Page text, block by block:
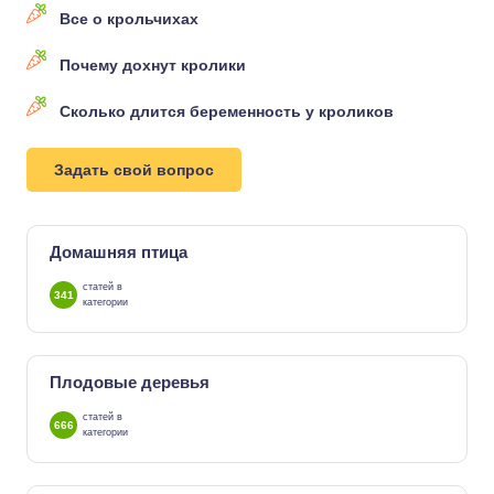
Все о крольчихах
Почему дохнут кролики
Сколько длится беременность у кроликов
Задать свой вопрос
Домашняя птица
341
статей в
категории
Плодовые деревья
666
статей в
категории